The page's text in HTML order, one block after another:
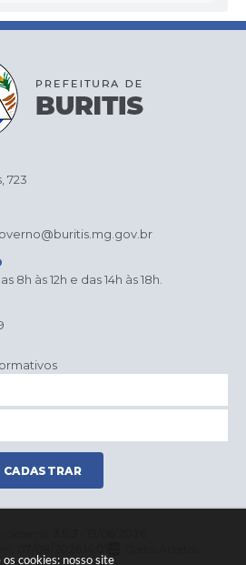
cookies: nosso site
723
8h às 12h e das 14h às 18h.
CADASTRAR